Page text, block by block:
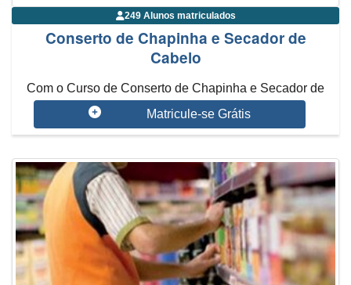
249 Alunos matriculados
Conserto de Chapinha e Secador de
Cabelo
Com o Curso de Conserto de Chapinha e Secador de
Cabelo, você vai aprender ...
Matricule-se Grátis